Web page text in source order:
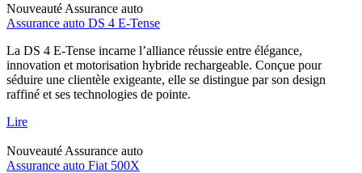
Nouveauté Assurance auto
Assurance auto DS 4 E-Tense
La DS 4 E-Tense incarne l’alliance réussie entre élégance,
innovation et motorisation hybride rechargeable. Conçue pour
séduire une clientèle exigeante, elle se distingue par son design
raffiné et ses technologies de pointe.
Lire
Nouveauté Assurance auto
Assurance auto Fiat 500X